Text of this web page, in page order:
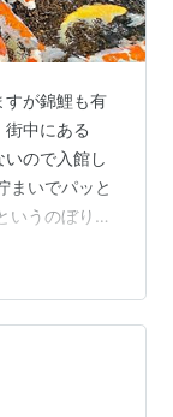
すが錦鯉も有
中にある
いので入館し
まいでパッと
いうのぼり
れたのが始
と世界中のバ
の鑑賞魚とし
要です。 門
る3月現在で